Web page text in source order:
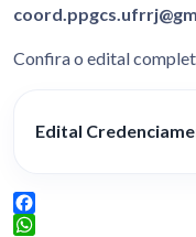
Confira o edital
Edital
Facebook